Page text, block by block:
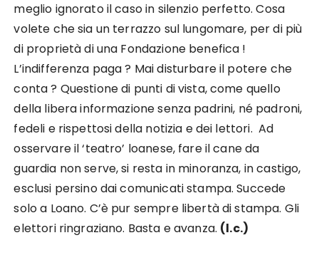
meglio ignorato il caso in silenzio perfetto. Cosa
volete che sia un terrazzo sul lungomare, per di più
di proprietà di una Fondazione benefica !
L’indifferenza paga ? Mai disturbare il potere che
conta ? Questione di punti di vista, come quello
della libera informazione senza padrini, né padroni,
fedeli e rispettosi della notizia e dei lettori. Ad
osservare il ‘teatro’ loanese, fare il cane da
guardia non serve, si resta in minoranza, in castigo,
esclusi persino dai comunicati stampa. Succede
solo a Loano. C’è pur sempre libertà di stampa. Gli
elettori ringraziano. Basta e avanza. (l.c.)